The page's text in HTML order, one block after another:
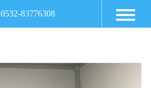
0532-83776308